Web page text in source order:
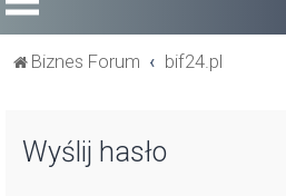
Biznes Forum bif24.pl
Wyślij hasło